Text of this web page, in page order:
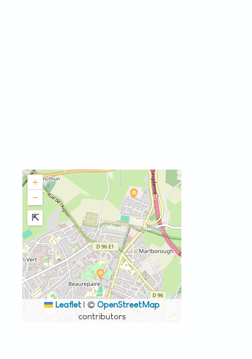
+
−
Leaflet ©OpenStreetMap
contributors